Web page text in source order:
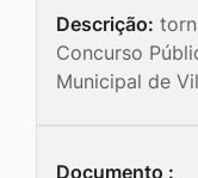
Descrição:
Concurso
Municipal de
Documento :